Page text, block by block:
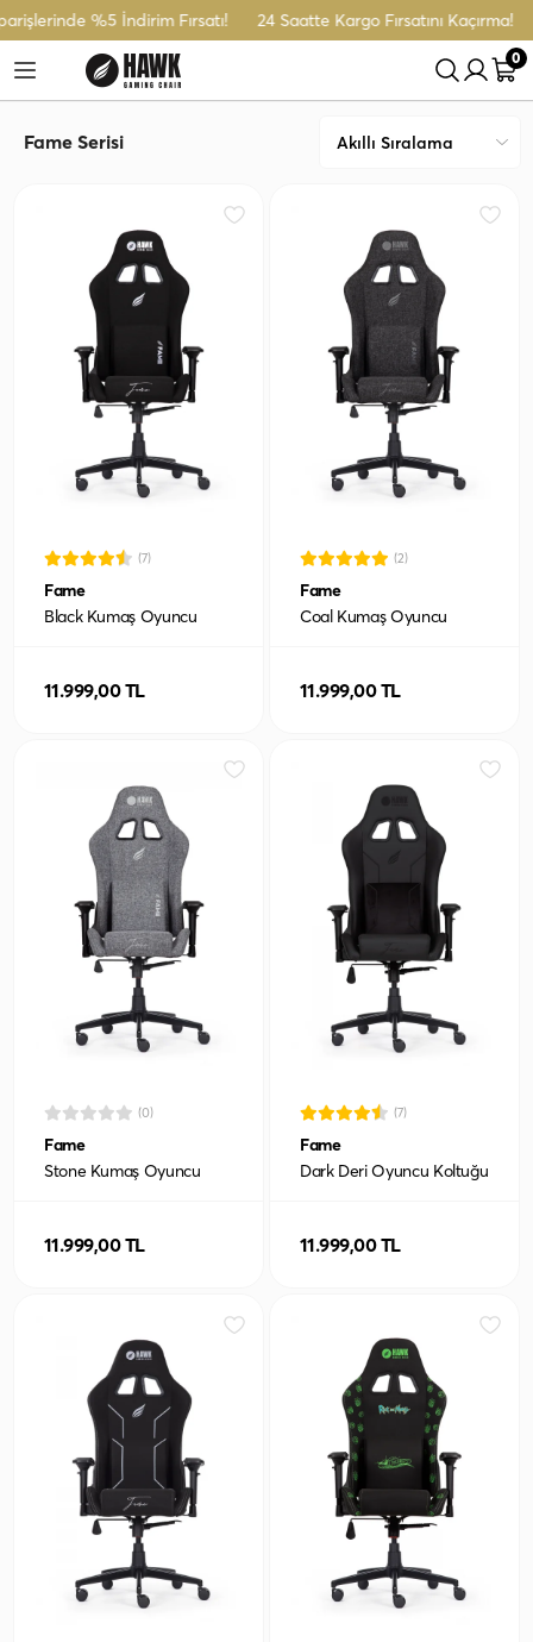
%5 İndirim Fırsatı! 24 Saatte Kargo Fırsatını Kaçırma!
0
Fame Serisi
(7)
Fame
Black Kumaş Oyuncu
11.999,00 TL
(2)
Fame
Coal Kumaş Oyuncu
11.999,00 TL
(0)
Fame
Stone Kumaş Oyuncu
11.999,00 TL
(7)
Fame
Dark Deri Oyuncu Koltuğu
11.999,00 TL